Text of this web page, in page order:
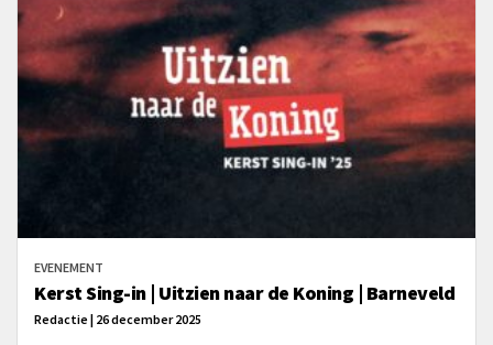
EVENEMENT
Kerst Sing-in | Uitzien naar de Koning | Barneveld
Redactie | 26 december 2025